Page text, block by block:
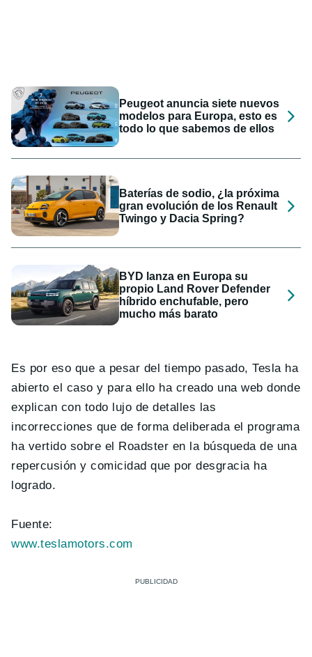
Peugeot anuncia siete nuevos
modelos para Europa, esto es
todo lo que sabemos de ellos
Baterías de sodio, ¿la próxima
gran evolución de los Renault
Twingo y Dacia Spring?
BYD lanza en Europa su
propio Land Rover Defender
híbrido enchufable, pero
mucho más barato
Es por eso que a pesar del tiempo pasado, Tesla ha
abierto el caso y para ello ha creado una web donde
explican con todo lujo de detalles las
incorrecciones que de forma deliberada el programa
ha vertido sobre el Roadster en la búsqueda de una
repercusión y comicidad que por desgracia ha
logrado.
Fuente:
www.teslamotors.com